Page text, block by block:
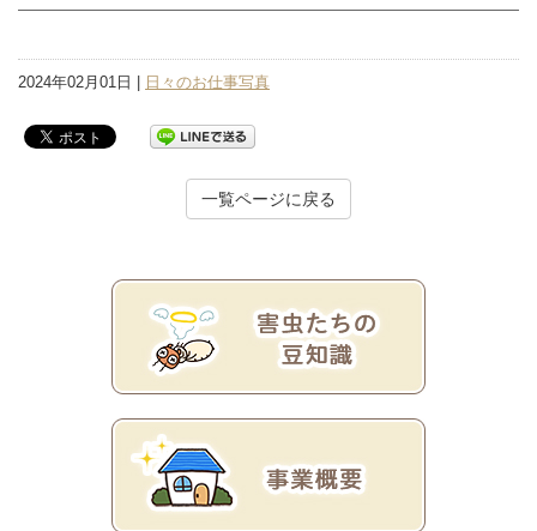
2024年02月01日 | 日々のお仕事写真
一覧ページに戻る